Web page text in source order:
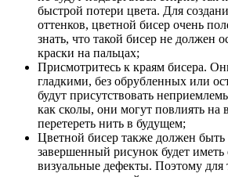
быстрой потери цвета. Для
оттенков, цветной бисер очень
знать, что такой бисер не должен
краски на пальцах;
Присмотритесь к краям бисера.
гладкими, без обрубленных или
будут присутствовать
как сколы, они могут повлиять
перетереть нить в будущем;
Цветной бисер также должен
завершенный рисунок будет
визуальные дефекты. Поэтому для